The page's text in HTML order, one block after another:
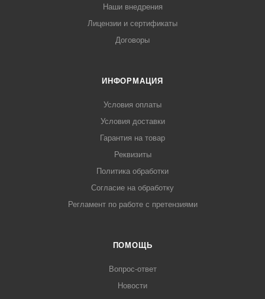
Наши внедрения
Лицензии и сертификаты
Договоры
ИНФОРМАЦИЯ
Условия оплаты
Условия доставки
Гарантия на товар
Реквизиты
Политика обработки
Согласие на обработку
Регламент по работе с претензиями
ПОМОЩЬ
Вопрос-ответ
Новости